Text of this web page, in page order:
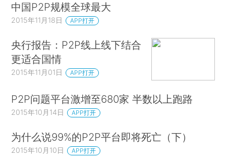
中国P2P规模全球最大
2015年11月18日 APP打开
央行报告：P2P线上线下结合
更适合国情
2015年11月01日 APP打开
P2P问题平台激增至680家 半数以上跑路
2015年10月14日 APP打开
为什么说99%的P2P平台即将死亡（下）
2015年10月10日 APP打开